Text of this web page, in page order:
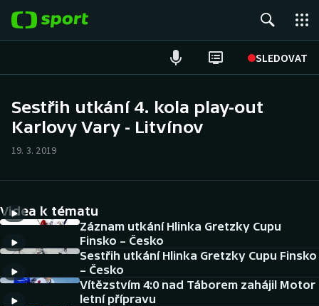
SLEDOVAT
Hokej
Cyklistika
DALŠÍ SPORTY
Americký fotbal
NEPŘEHLÉDNĚTE
Sestřih utkání 4. kola play-out
Karlovy Vary - Litvínov
19. 3. 2019
Videa k tématu
Záznam utkání Hlinka Gretzky Cupu
Finsko – Česko
Sestřih utkání Hlinka Gretzky Cupu Finsko
– Česko
Vítězstvím 4:0 nad Táborem zahájil Motor
letní přípravu